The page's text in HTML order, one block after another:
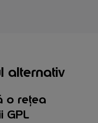
alternativ
o rețea
GPL